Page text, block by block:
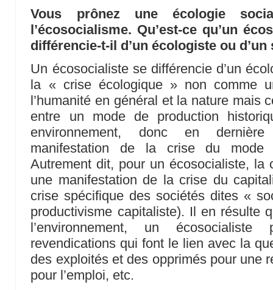
Vous prônez une écologie
l’écosocialisme. Qu’est-ce qu’un
différencie-t-il d’un écologiste ou
Un écosocialiste se différencie d’un
la « crise écologique » non comme
l’humanité en général et la nature mais
entre un mode de production
environnement, donc en
manifestation de la crise du mode
Autrement dit, pour un écosocialiste, la
une manifestation de la crise du
crise spécifique des sociétés dites «
productivisme capitaliste). Il en résulte
l’environnement, un écosocialiste
revendications qui font le lien avec la
des exploités et des opprimés pour une
pour l’emploi, etc.